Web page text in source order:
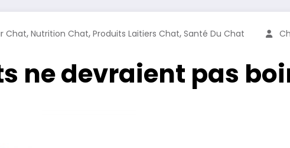
Chat, Nutrition Chat, Produits Laitiers Chat, Santé Du Chat
ne devraient pas